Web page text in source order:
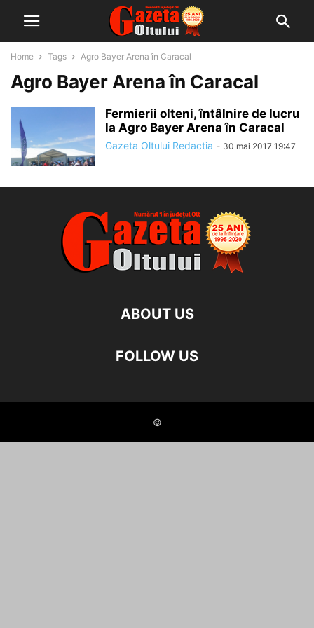
Home Tags Agro Bayer Arena în Caracal
Agro Bayer Arena în Caracal
Fermierii olteni, întâlnire de lucru
la Agro Bayer Arena în Caracal
Gazeta Oltului Redactia - 30 mai 2017 19:47
ABOUT US
FOLLOW US
©